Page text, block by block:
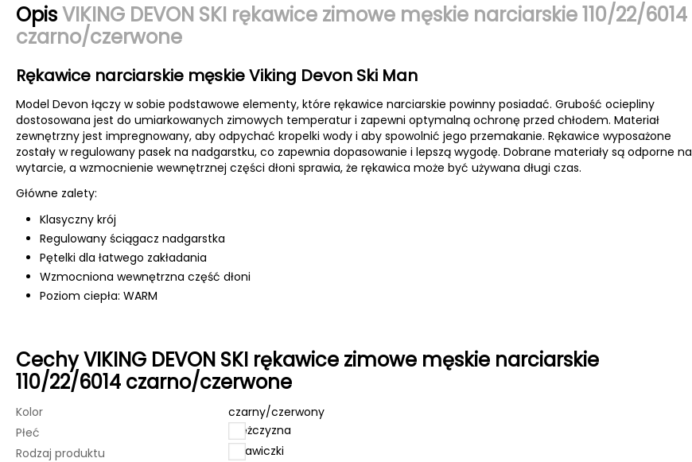
OpisVIKING DEVON SKI rękawice zimowe męskie narciarskie 110/22/6014
czarno/czerwone
Rękawice narciarskie męskie Viking Devon Ski Man
Model Devon łączy w sobie podstawowe elementy, które rękawice narciarskie powinny posiadać. Grubość ociepliny
dostosowana jest do umiarkowanych zimowych temperatur i zapewni optymalną ochronę przed chłodem. Materiał
zewnętrzny jest impregnowany, aby odpychać kropelki wody i aby spowolnić jego przemakanie. Rękawice wyposażone
zostały w regulowany pasek na nadgarstku, co zapewnia dopasowanie i lepszą wygodę. Dobrane materiały są odporne na
wytarcie, a wzmocnienie wewnętrznej części dłoni sprawia, że rękawica może być używana długi czas.
Główne zalety:
Klasyczny krój
Regulowany ściągacz nadgarstka
Pętelki dla łatwego zakładania
Wzmocniona wewnętrzna część dłoni
Poziom ciepła: WARM
Cechy VIKING DEVON SKI rękawice zimowe męskie narciarskie
110/22/6014 czarno/czerwone
Kolor
czarny/czerwony
Płeć
mężczyzna
Rodzaj produktu
rękawiczki